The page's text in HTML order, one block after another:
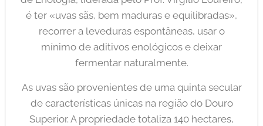
é ter «uvas sãs, bem maduras e equilibradas»,
recorrer a leveduras espontâneas, usar o
mínimo de aditivos enológicos e deixar
fermentar naturalmente.
As uvas são provenientes de uma quinta secular
de características únicas na região do Douro
Superior. A propriedade totaliza 140 hectares,